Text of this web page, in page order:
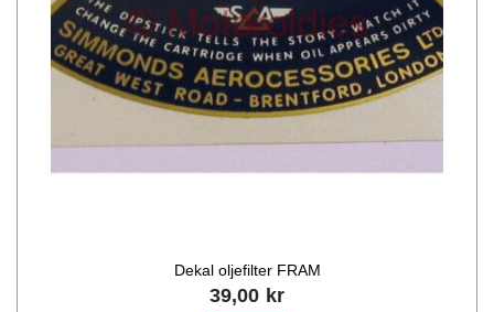
Dekal oljefilter FRAM
39,00 kr